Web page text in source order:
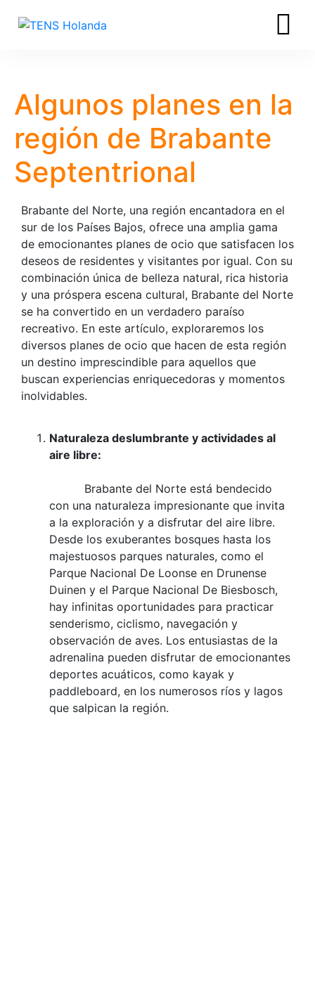
Algunos planes en la
región de Brabante
Septentrional
Brabante del Norte, una región encantadora en el
sur de los Países Bajos, ofrece una amplia gama
de emocionantes planes de ocio que satisfacen los
deseos de residentes y visitantes por igual. Con su
combinación única de belleza natural, rica historia
y una próspera escena cultural, Brabante del Norte
se ha convertido en un verdadero paraíso
recreativo. En este artículo, exploraremos los
diversos planes de ocio que hacen de esta región
un destino imprescindible para aquellos que
buscan experiencias enriquecedoras y momentos
inolvidables.
Naturaleza deslumbrante y actividades al
aire libre:
Brabante del Norte está bendecido
con una naturaleza impresionante que invita
a la exploración y a disfrutar del aire libre.
Desde los exuberantes bosques hasta los
majestuosos parques naturales, como el
Parque Nacional De Loonse en Drunense
Duinen y el Parque Nacional De Biesbosch,
hay infinitas oportunidades para practicar
senderismo, ciclismo, navegación y
observación de aves. Los entusiastas de la
adrenalina pueden disfrutar de emocionantes
deportes acuáticos, como kayak y
paddleboard, en los numerosos ríos y lagos
que salpican la región.